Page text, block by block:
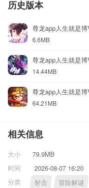
历史版本
尊龙app人生就是
6.6MB
尊龙app人生就是
14.44MB
尊龙app人生就是
64.21MB
相关信息
大小
79.9MB
时间
2026-08-07 16:20
分类
射击 冒险解谜